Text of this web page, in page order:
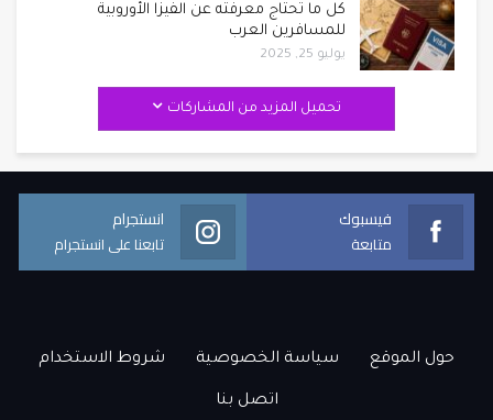
كل ما تحتاج معرفته عن الفيزا الأوروبية
للمسافرين العرب
يوليو 25, 2025
تحميل المزيد من المشاركات
فيسبوك
متابعة
انستجرام
تابعنا على انستجرام
حول الموقع سياسة الخصوصية شروط الاستخدام
اتصل بنا